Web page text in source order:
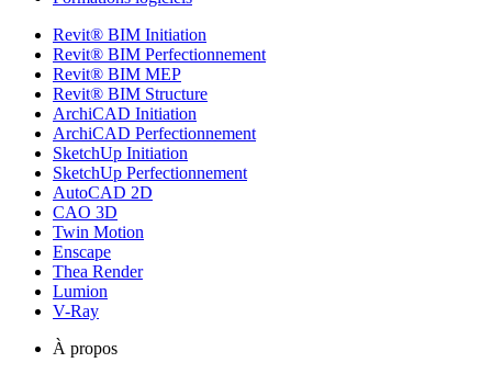
Revit® BIM Initiation
Revit® BIM Perfectionnement
Revit® BIM MEP
Revit® BIM Structure
ArchiCAD Initiation
ArchiCAD Perfectionnement
SketchUp Initiation
SketchUp Perfectionnement
AutoCAD 2D
CAO 3D
Twin Motion
Enscape
Thea Render
Lumion
V-Ray
À propos